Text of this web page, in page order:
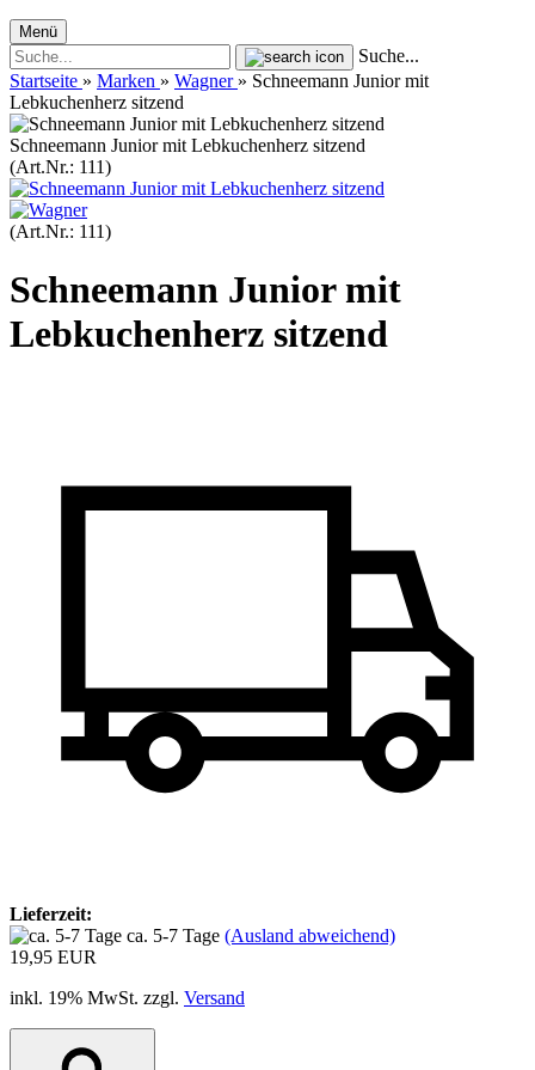
Menü
Suche...
Startseite » Marken » Wagner » Schneemann Junior mit
Lebkuchenherz sitzend
Schneemann Junior mit Lebkuchenherz sitzend
(Art.Nr.: 111)
(Art.Nr.: 111)
Schneemann Junior mit
Lebkuchenherz sitzend
Lieferzeit:
ca. 5-7 Tage (Ausland abweichend)
19,95 EUR
inkl. 19% MwSt. zzgl. Versand